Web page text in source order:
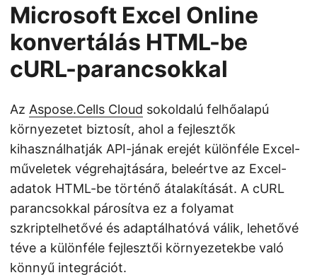
Microsoft Excel Online
konvertálás HTML-be
cURL-parancsokkal
Az Aspose.Cells Cloud sokoldalú felhőalapú
környezetet biztosít, ahol a fejlesztők
kihasználhatják API-jának erejét különféle Excel-
műveletek végrehajtására, beleértve az Excel-
adatok HTML-be történő átalakítását. A cURL
parancsokkal párosítva ez a folyamat
szkriptelhetővé és adaptálhatóvá válik, lehetővé
téve a különféle fejlesztői környezetekbe való
könnyű integrációt.